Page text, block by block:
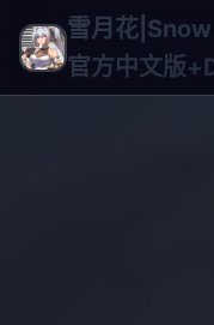
雪月花
官方中文版